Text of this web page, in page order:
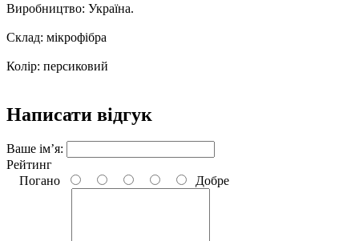
Виробництво: Україна.
Склад: мікрофібра
Колір: персиковий
Написати відгук
Ваше ім’я:
Рейтинг
Погано
Добре